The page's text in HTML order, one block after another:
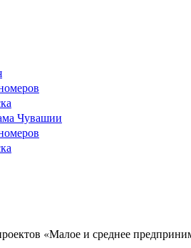
Чувашии
«Малое и среднее